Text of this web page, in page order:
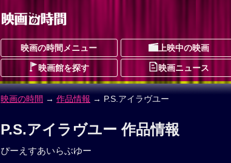
映画の時間メニュー 上映中の映画
映画館を探す 映画ニュース
映画の時間 → 作品情報 → P.S.アイラヴユー
P.S.アイラヴユー 作品情報
ぴーえすあいらぶゆー